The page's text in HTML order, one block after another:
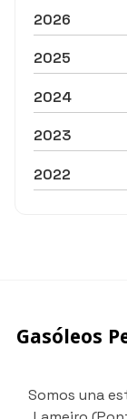
2026
2025
2024
2023
2022
Gasóleos
Somos una